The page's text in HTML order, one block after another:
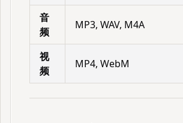
音
频
MP3, WAV, M4A
视
频
MP4, WebM